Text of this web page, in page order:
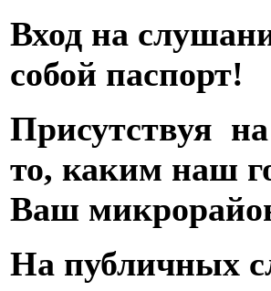
Вход на
собой паспорт!
Присутствуя
то, каким наш
Ваш
На публичных